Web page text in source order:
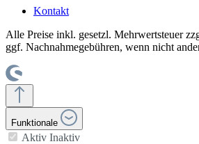
Kontakt
Alle Preise inkl. gesetzl. Mehrwertsteuer
ggf. Nachnahmegebühren, wenn nicht
Funktionale
Aktiv Inaktiv